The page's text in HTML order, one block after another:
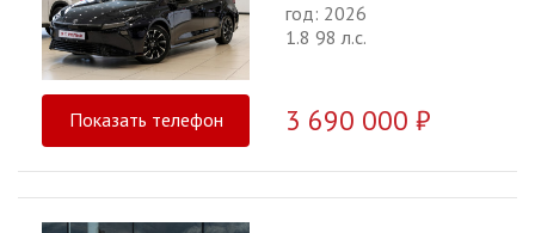
год: 2026
1.8 98 л.с.
Показать телефон 3 690 000 ₽